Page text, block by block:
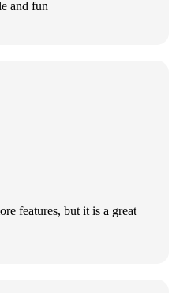
and fun
features, but it is a great